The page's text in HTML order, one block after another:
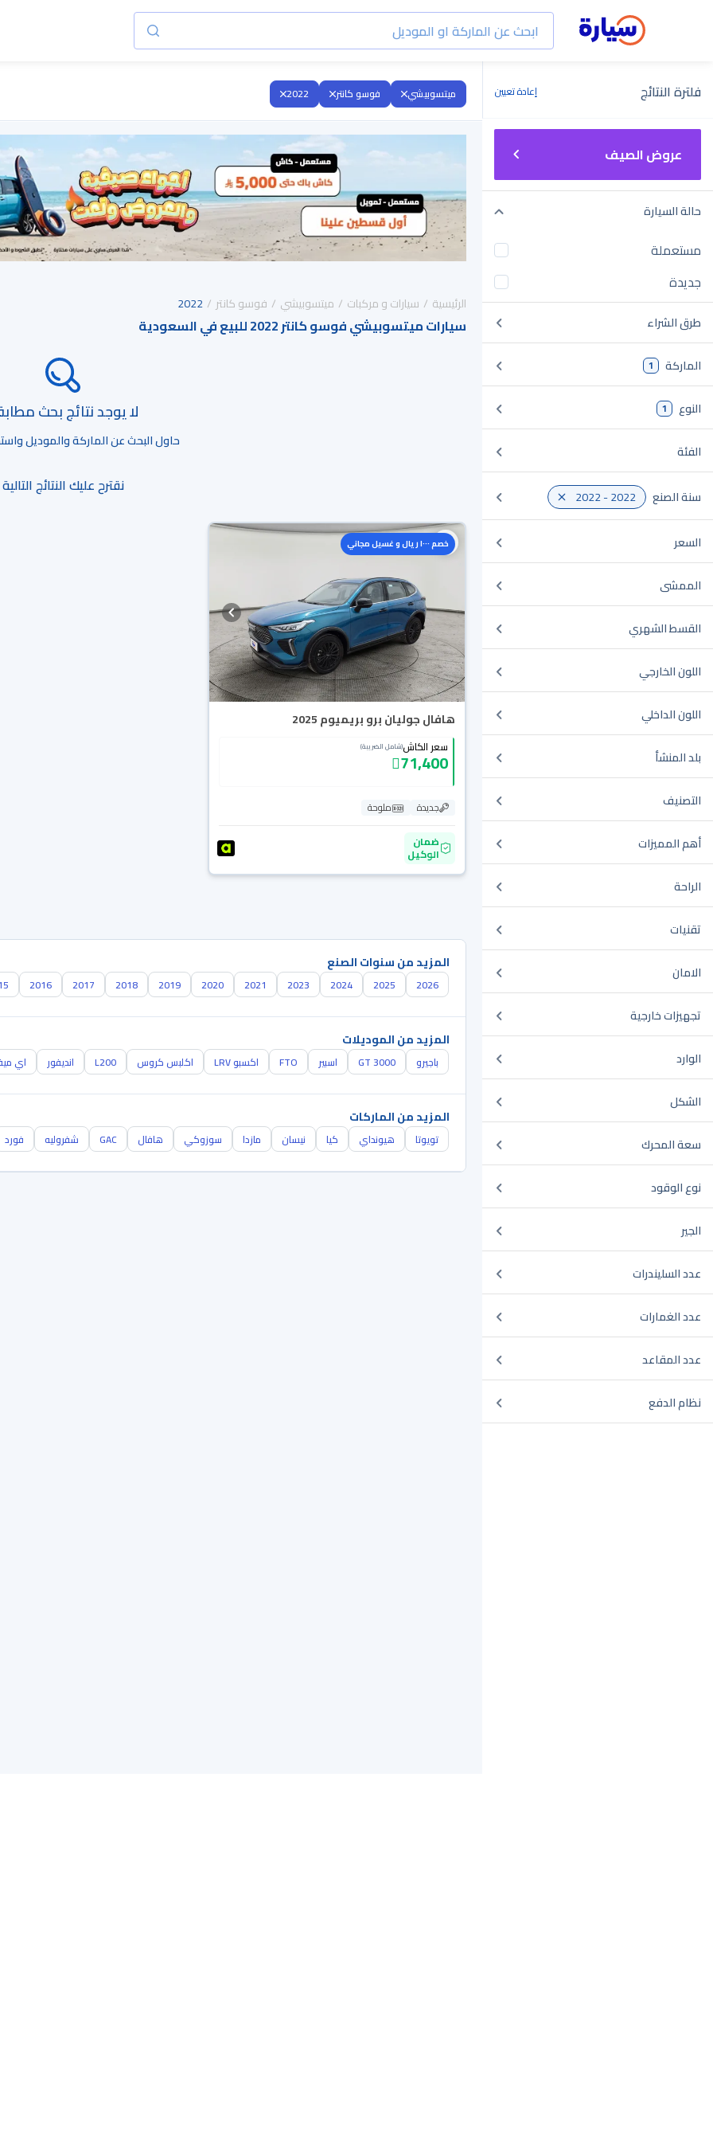
فلترة النتائج إعادة تعيين
عروض الصيف
حالة السيارة
مستعملة
جديدة
طرق الشراء
الماركة 1
النوع 1
الفئة
سنة الصنع 2022 - 2022
السعر
الممشى
القسط الشهري
اللون الخارجي
اللون الداخلي
بلد المنشأ
التصنيف
أهم المميزات
الراحة
تقنيات
الامان
تجهيزات خارجية
الوارد
الشكل
سعة المحرك
نوع الوقود
الجير
عدد السليندرات
عدد الغمارات
عدد المقاعد
نظام الدفع
ميتسوبيشي فوسو كانتر 2022
الرئيسية سيارات و مركبات ميتسوبيشي فوسو كانتر 2022
سيارات ميتسوبيشي فوسو كانتر 2022 للبيع في السعودية
لا يوجد نتائج بحث
حاول البحث عن الماركة والموديل
نقترح عليك النتائج التالية
خصم ١٠٠٠ ريال و غسيل مجاني
هافال جوليان برو بريميوم 2025
سعر الكاش(شامل الضريبة)
71,400
جديدة
ملوحة
ضمان
الوكيل
المزيد من سنوات الصنع
2026
2025
2024
2023
2021
2020
2019
2018
2017
2016
المزيد من الموديلات
باجيرو GT 3000 اسبير FTO اكسبو LRV اكلبس كروس L200 انديفور اي
المزيد من الماركات
تويوتا هيونداي كيا نيسان مازدا سوزوكي هافال GAC شفروليه فورد